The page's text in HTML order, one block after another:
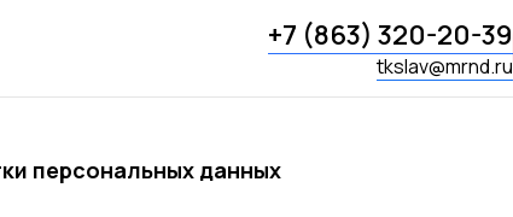
+7 (863) 320-20-39
tkslav@mrnd.ru
персональных данных